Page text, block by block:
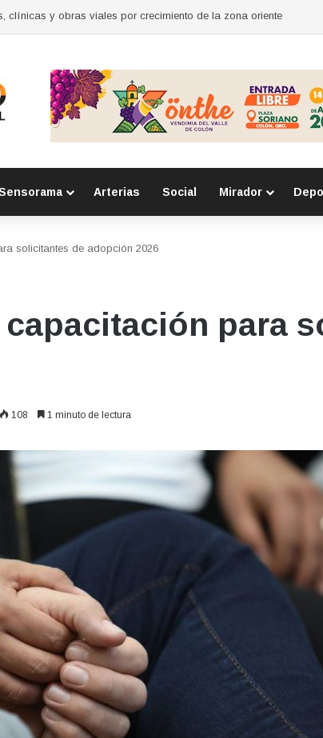
para mujeres en Huimilpan
Arterias Social Mirador
solicitantes de adopción 2026
para
108 1 minuto de lectura